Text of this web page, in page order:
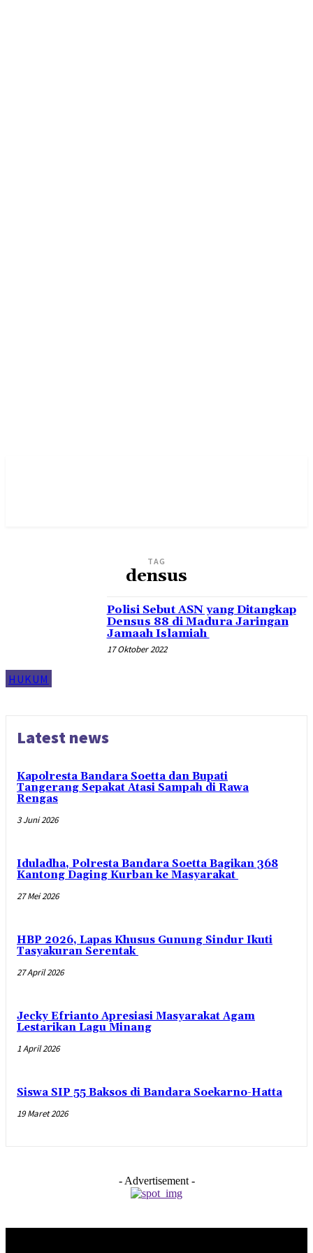
TAG
densus
HUKUM
Polisi Sebut ASN yang Ditangkap
Densus 88 di Madura Jaringan
Jamaah Islamiah
17 Oktober 2022
Latest news
Kapolresta Bandara Soetta dan Bupati
Tangerang Sepakat Atasi Sampah di Rawa
Rengas
3 Juni 2026
Iduladha, Polresta Bandara Soetta Bagikan 368
Kantong Daging Kurban ke Masyarakat
27 Mei 2026
HBP 2026, Lapas Khusus Gunung Sindur Ikuti
Tasyakuran Serentak
27 April 2026
Jecky Efrianto Apresiasi Masyarakat Agam
Lestarikan Lagu Minang
1 April 2026
Siswa SIP 55 Baksos di Bandara Soekarno-Hatta
19 Maret 2026
- Advertisement -